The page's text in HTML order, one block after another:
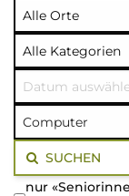
Volltextsuche
SUCHEN
nur